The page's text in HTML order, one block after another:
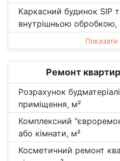
Каркасний будинок SIP
внутрішньою обробкою,
Показати
Ремонт
Розрахунок
приміщення, м²
Комплексний
або кімнати, м²
Косметичний ремонт